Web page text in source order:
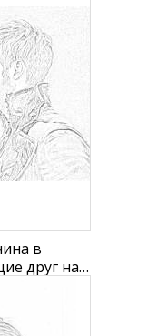
в
друг на